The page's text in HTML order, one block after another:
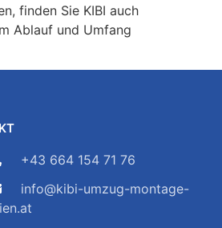
finden Sie KIBI auch
Ablauf und Umfang
+43 664 154 71 76
info@kibi-umzug-montage-